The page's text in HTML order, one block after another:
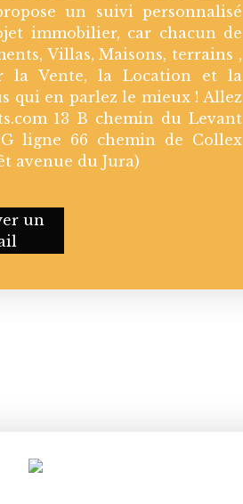
un suivi personnalisé
immobilier, car chacun de
Villas, Maisons, terrains ,
la Vente, la Location et la
qui en parlez le mieux ! Allez
13 B chemin du Levant
ligne 66 chemin de Collex
avenue du Jura)
un